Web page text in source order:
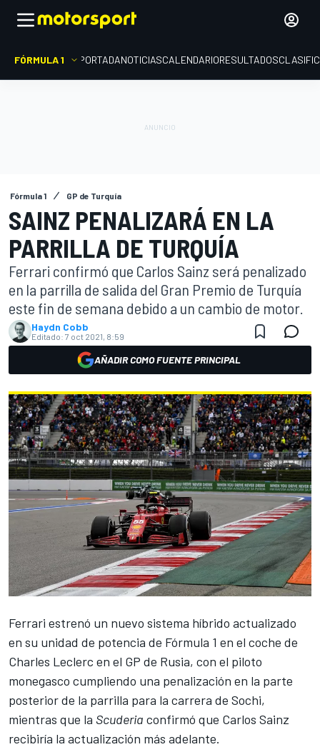
FÓRMULA 1 PORTADANOTICIASCALENDARIORESULTADOS
Fórmula 1 GP de Turquía
SAINZ PENALIZARÁ EN LA
PARRILLA DE TURQUÍA
Ferrari confirmó que Carlos Sainz será penalizado
en la parrilla de salida del Gran Premio de Turquía
este fin de semana debido a un cambio de motor.
Haydn Cobb
Editado: 7 oct 2021, 8:59
AÑADIR COMO FUENTE PRINCIPAL
Ferrari estrenó un nuevo sistema híbrido actualizado
en su unidad de potencia de Fórmula 1 en el coche de
Charles Leclerc en el GP de Rusia, con el piloto
monegasco cumpliendo una penalización en la parte
posterior de la parrilla para la carrera de Sochi,
mientras que la Scuderia confirmó que Carlos Sainz
recibiría la actualización más adelante.